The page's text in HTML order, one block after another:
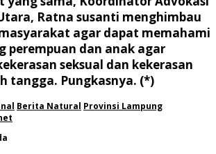
Ratna susanti menghimbau
agar dapat memahami
perempuan dan anak agar
seksual dan kekerasan
tangga. Pungkasnya. (*)
Berita Natural Provinsi Lampung